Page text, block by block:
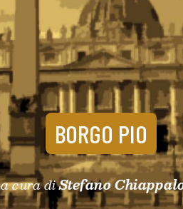
BORGO PIO
a cura diStefano